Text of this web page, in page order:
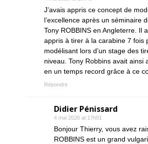
J’avais appris ce concept de
l’excellence après un séminaire
Tony ROBBINS en Angleterre. Il
appris à tirer à la carabine 7 fois
modélisant lors d’un stage des
niveau. Tony Robbins avait ainsi
en un temps record grâce à ce
Répondre
Didier Pénissard
4 mai 2026 at 17h01
Bonjour Thierry, vous avez
ROBBINS est un grand